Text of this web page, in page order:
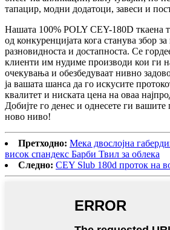
тапацир, модни додатоци, завеси и
Нашата 100% POLY CEY-180D ткаена
од конкуренцијата кога станува збор за
разновидноста и достапноста. Се
клиенти им нудиме производи кои ги
очекувања и обезбедуваат нивно
ја вашата шанса да го искусите
квалитет и ниската цена на оваа
Добијте го денес и однесете ги вашите
ново ниво!
Претходно: Мека двослојна
висок спандекс Барби Твил за облека
Следно: CEY Slub 180d проток на